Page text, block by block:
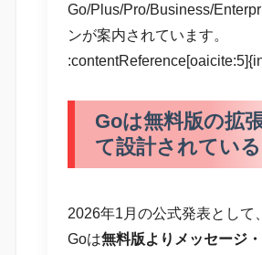
Go/Plus/Pro/Business/
ンが案内されています。
Goは無料版の拡
て設計されている
2026年1月の公式発表として
Goは無料版よりメッセージ